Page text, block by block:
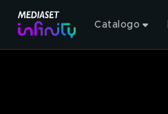
Catalogo